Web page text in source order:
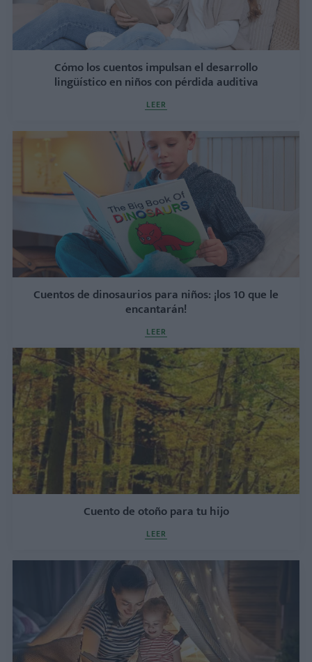
Cómo los cuentos impulsan el desarrollo
lingüístico en niños con pérdida auditiva
LEER
Cuentos de dinosaurios para niños: ¡los 10 que le
encantarán!
LEER
Cuento de otoño para tu hijo
LEER